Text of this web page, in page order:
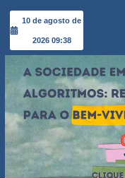
10 de agosto de
2026 09:38